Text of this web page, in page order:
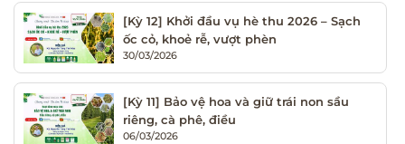
[Kỳ 12] Khởi đầu vụ hè thu 2026 – Sạch
ốc cỏ, khoẻ rễ, vượt phèn
30/03/2026
[Kỳ 11] Bảo vệ hoa và giữ trái non sầu
riêng, cà phê, điều
06/03/2026